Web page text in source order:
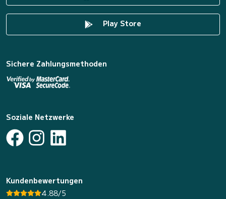
Play Store
Sichere Zahlungsmethoden
Soziale Netzwerke
Kundenbewertungen
4.88/5